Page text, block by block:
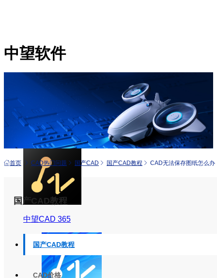
中望软件
中望CAD+
从工具到平台 打造行业解决方案
中望CAD 365
首页 CAD热门问题 国产CAD 国产CAD教程 CAD无法保存图纸怎么办
国产CAD教程
国产CAD教程
CAD价格